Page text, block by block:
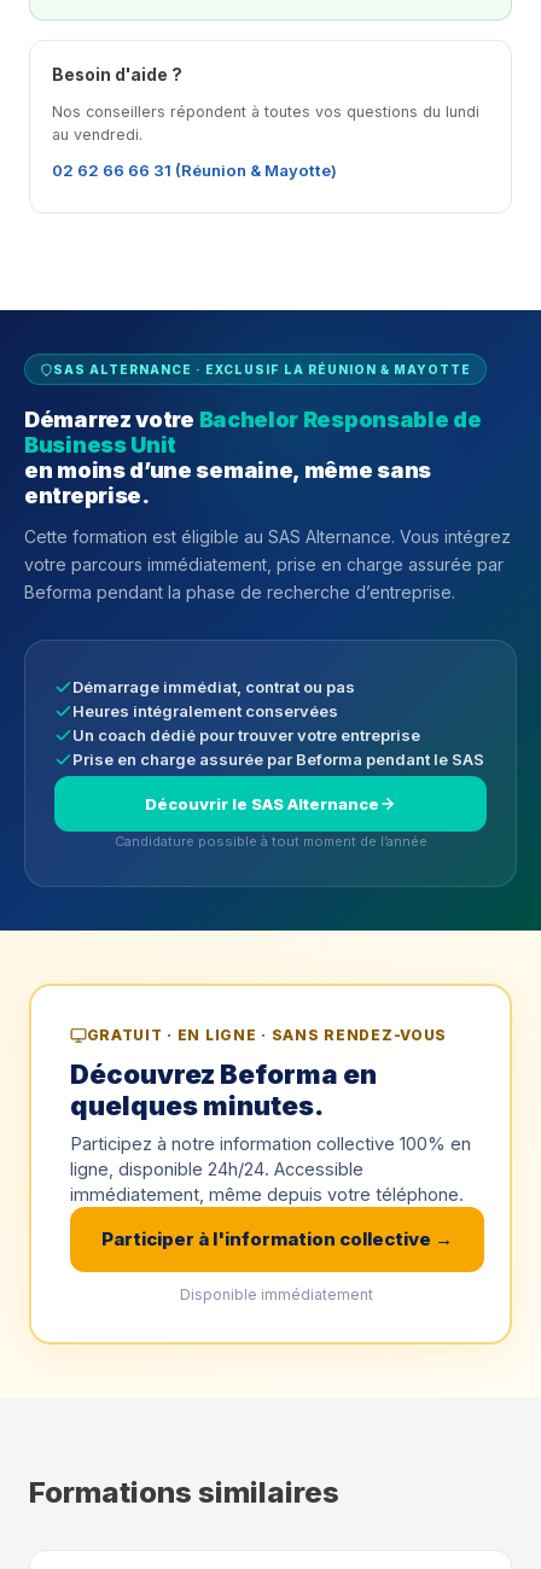
Besoin d'aide ?
Nos conseillers répondent à toutes vos questions du lundi
au vendredi.
02 62 66 66 31 (Réunion & Mayotte)
SAS ALTERNANCE · EXCLUSIF LA RÉUNION & MAYOTTE
Démarrez votre Bachelor Responsable de
Business Unit
en moins d’une semaine, même sans
entreprise.
Cette formation est éligible au SAS Alternance. Vous intégrez
votre parcours immédiatement, prise en charge assurée par
Beforma pendant la phase de recherche d’entreprise.
Démarrage immédiat, contrat ou pas
Heures intégralement conservées
Un coach dédié pour trouver votre entreprise
Prise en charge assurée par Beforma pendant le SAS
Découvrir le SAS Alternance
Candidature possible à tout moment de l’année
GRATUIT · EN LIGNE · SANS RENDEZ-VOUS
Découvrez Beforma en
quelques minutes.
Participez à notre information collective 100% en
ligne, disponible 24h/24. Accessible
immédiatement, même depuis votre téléphone.
Participer à l'information collective →
Disponible immédiatement
Formations similaires